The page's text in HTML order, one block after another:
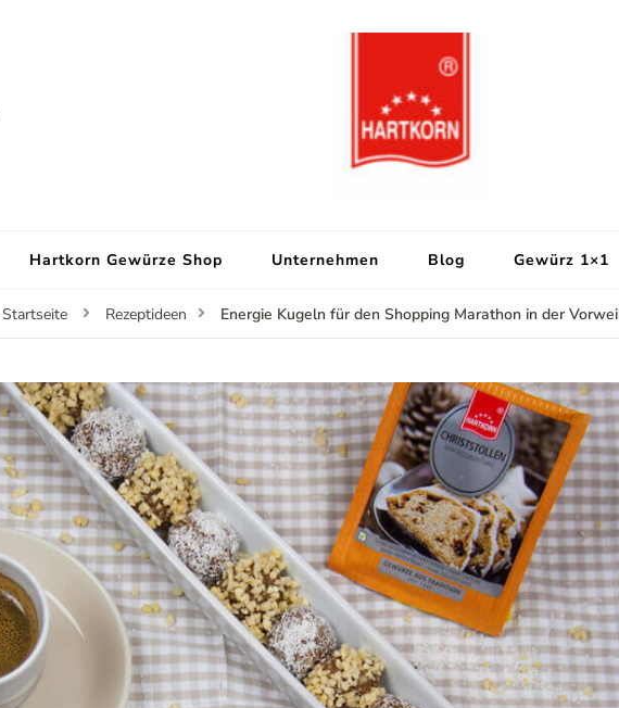
Hartkorn Gewürze Shop Unternehmen Blog Gewürz 1×1
Rezeptideen Energie Kugeln für den Shopping Marathon in der